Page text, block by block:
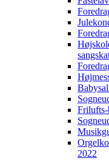
Frilufts-
2022